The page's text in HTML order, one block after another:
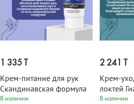
1 335 T
Крем-питание для рук
Скандинавская формула
PRO HAND 100 мл
В наличии
2 241 T
Крем-
локтей
HAND
В наличии